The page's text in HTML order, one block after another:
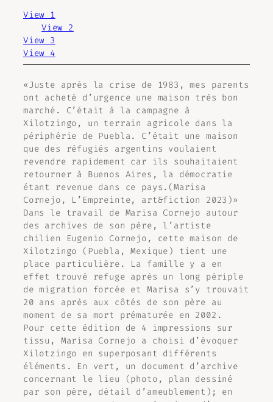
View 1
View 2
View 3
View 4
«Juste après la crise de 1983, mes parents
ont acheté d’urgence une maison très bon
marché. C’était à la campagne à
Xilotzingo, un terrain agricole dans la
périphérie de Puebla. C’était une maison
que des réfugiés argentins voulaient
revendre rapidement car ils souhaitaient
retourner à Buenos Aires, la démocratie
étant revenue dans ce pays.(Marisa
Cornejo, L’Empreinte, art&fiction 2023)»
Dans le travail de Marisa Cornejo autour
des archives de son père, l’artiste
chilien Eugenio Cornejo, cette maison de
Xilotzingo (Puebla, Mexique) tient une
place particulière. La famille y a en
effet trouvé refuge après un long périple
de migration forcée et Marisa s’y trouvait
20 ans après aux côtés de son père au
moment de sa mort prématurée en 2002.
Pour cette édition de 4 impressions sur
tissu, Marisa Cornejo a choisi d’évoquer
Xilotzingo en superposant différents
éléments. En vert, un document d’archive
concernant le lieu (photo, plan dessiné
par son père, détail d’ameublement); en